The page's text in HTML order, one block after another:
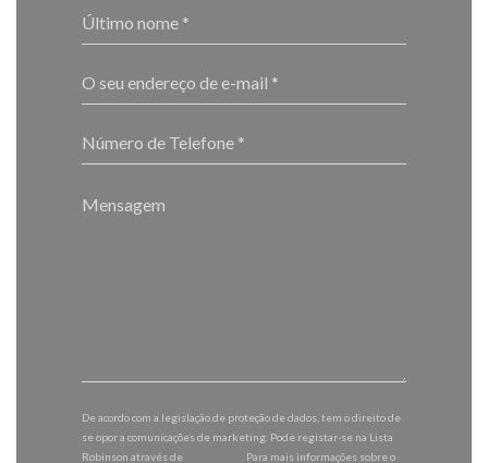
De acordo com a legislação de proteção de dados, tem o direito de
se opor a comunicações de marketing. Pode registar-se na Lista
Robinson através de
. Para mais informações sobre o